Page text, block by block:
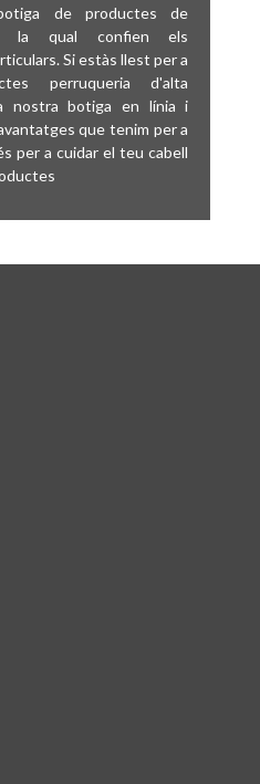
de productes de
la qual confien els
Si estàs llest per a
perruqueria d'alta
nostra botiga en línia i
que tenim per a
per a cuidar el teu cabell